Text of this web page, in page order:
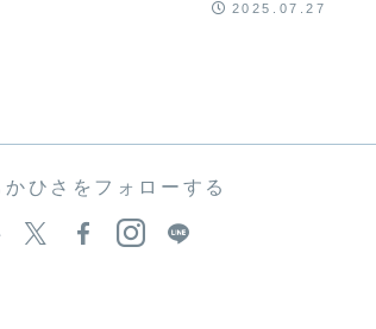
2025.07.27
かひさをフォローする